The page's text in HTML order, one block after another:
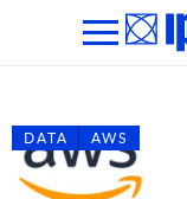
DATA AWS